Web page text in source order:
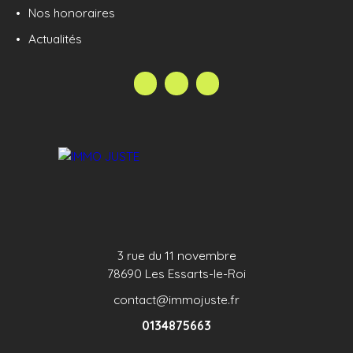
écoles, commerces, centre de loisirs, médecins,
gymnase, bus... Cette maison attend sa nouvelle
éditoriale de Tiffany Valentin Agent Commercial
Immatriculé au RSAC de Versailles sous le numéro
Nos honoraires
Actualités
3 rue du 11 novembre
78690 Les Essarts-le-Roi
contact@immojuste.fr
0134875663